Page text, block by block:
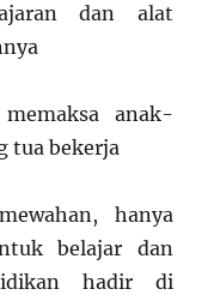
dan alat
anak-
tua bekerja
hanya
belajar dan
hadir di